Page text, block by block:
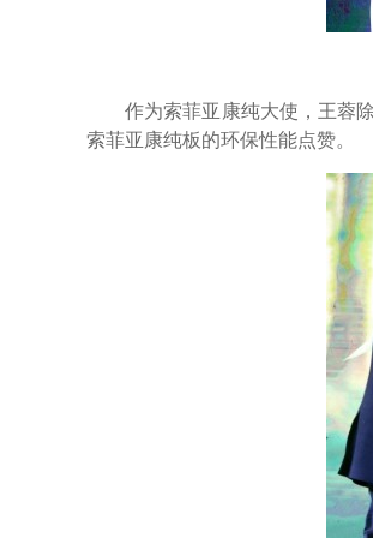
作为索菲亚康纯大使，王蓉除
索菲亚康纯板的环保性能点赞。